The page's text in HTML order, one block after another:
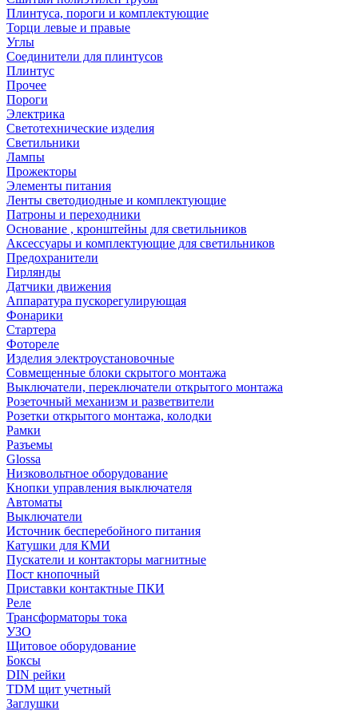
Плинтуса, пороги и комплектующие
Торци левые и правые
Углы
Соединители для плинтусов
Плинтус
Прочее
Пороги
Электрика
Светотехнические изделия
Светильники
Лампы
Прожекторы
Элементы питания
Ленты светодиодные и комплектующие
Патроны и переходники
Основание , кронштейны для светильников
Аксессуары и комплектующие для светильников
Предохранители
Гирлянды
Датчики движения
Аппаратура пускорегулирующая
Фонарики
Стартера
Фотореле
Изделия электроустановочные
Совмещенные блоки скрытого монтажа
Выключатели, переключатели открытого монтажа
Розеточный механизм и разветвители
Розетки открытого монтажа, колодки
Рамки
Разъемы
Glossa
Низковольтное оборудование
Кнопки управления выключателя
Автоматы
Выключатели
Источник бесперебойного питания
Катушки для КМИ
Пускатели и контакторы магнитные
Пост кнопочный
Приставки контактные ПКИ
Реле
Трансформаторы тока
УЗО
Щитовое оборудование
Боксы
DIN рейки
TDM щит учетный
Заглушки